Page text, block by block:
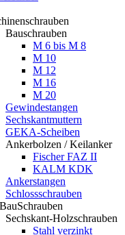
Bauschrauben
M 6 bis M 8
M 10
M 12
M 16
M 20
Gewindestangen
Sechskantmuttern
GEKA-Scheiben
Ankerbolzen / Keilanker
Fischer FAZ II
KALM KDK
Ankerstangen
Schlossschrauben
Sechskant-Holzschrauben
Stahl verzinkt